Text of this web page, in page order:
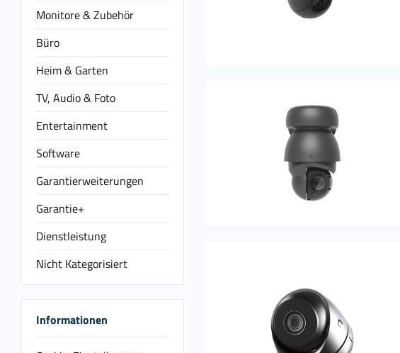
Monitore & Zubehör
Büro
Heim & Garten
TV, Audio & Foto
Entertainment
Software
Garantierweiterungen
Garantie+
Dienstleistung
Nicht Kategorisiert
Informationen